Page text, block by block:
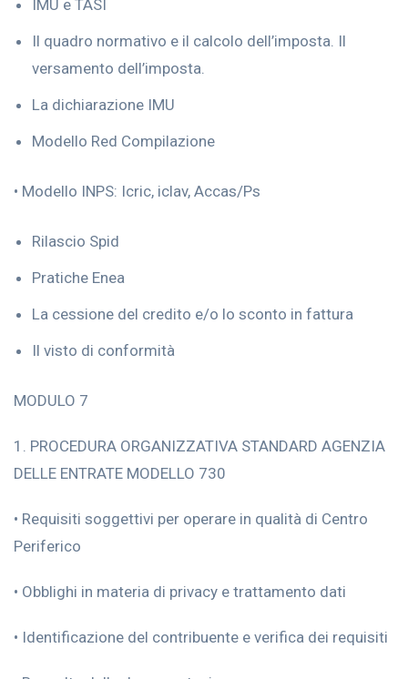
IMU e TASI
Il quadro normativo e il calcolo dell’imposta. Il
versamento dell’imposta.
La dichiarazione IMU
Modello Red Compilazione
• Modello INPS: Icric, iclav, Accas/Ps
Rilascio Spid
Pratiche Enea
La cessione del credito e/o lo sconto in fattura
Il visto di conformità
MODULO 7
1. PROCEDURA ORGANIZZATIVA STANDARD AGENZIA
DELLE ENTRATE MODELLO 730
• Requisiti soggettivi per operare in qualità di Centro
Periferico
• Obblighi in materia di privacy e trattamento dati
• Identificazione del contribuente e verifica dei requisiti